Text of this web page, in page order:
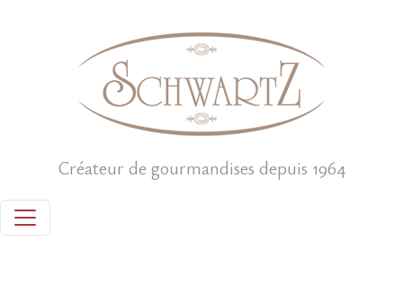
Créateur de gourmandises depuis 1964